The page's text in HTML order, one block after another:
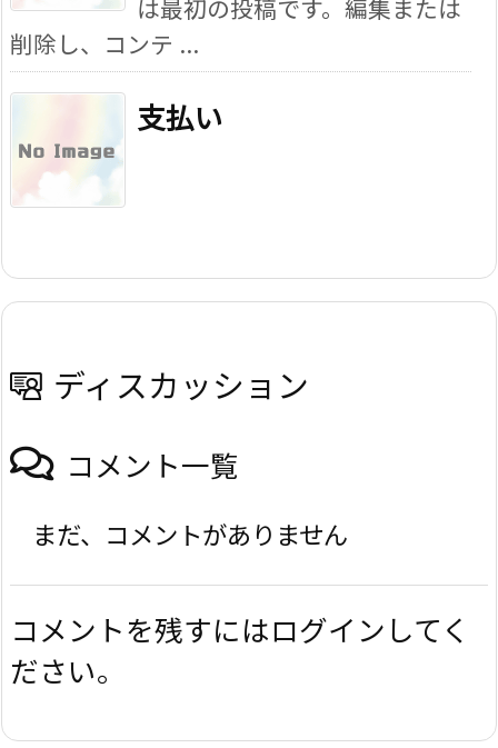
は最初の投稿です。編集または
削除し、コンテ ...
支払い
ディスカッション
コメント一覧
まだ、コメントがありません
コメントを残すにはログインしてく
ださい。